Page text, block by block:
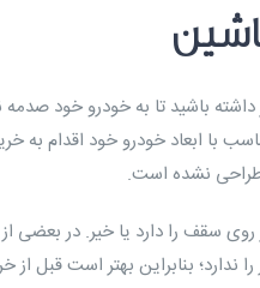
باشید تا به خودرو خود
با ابعاد خودرو خود اقدام
نشده است.
سقف را دارد یا خیر. در بعضی
بنابراین بهتر است قبل از